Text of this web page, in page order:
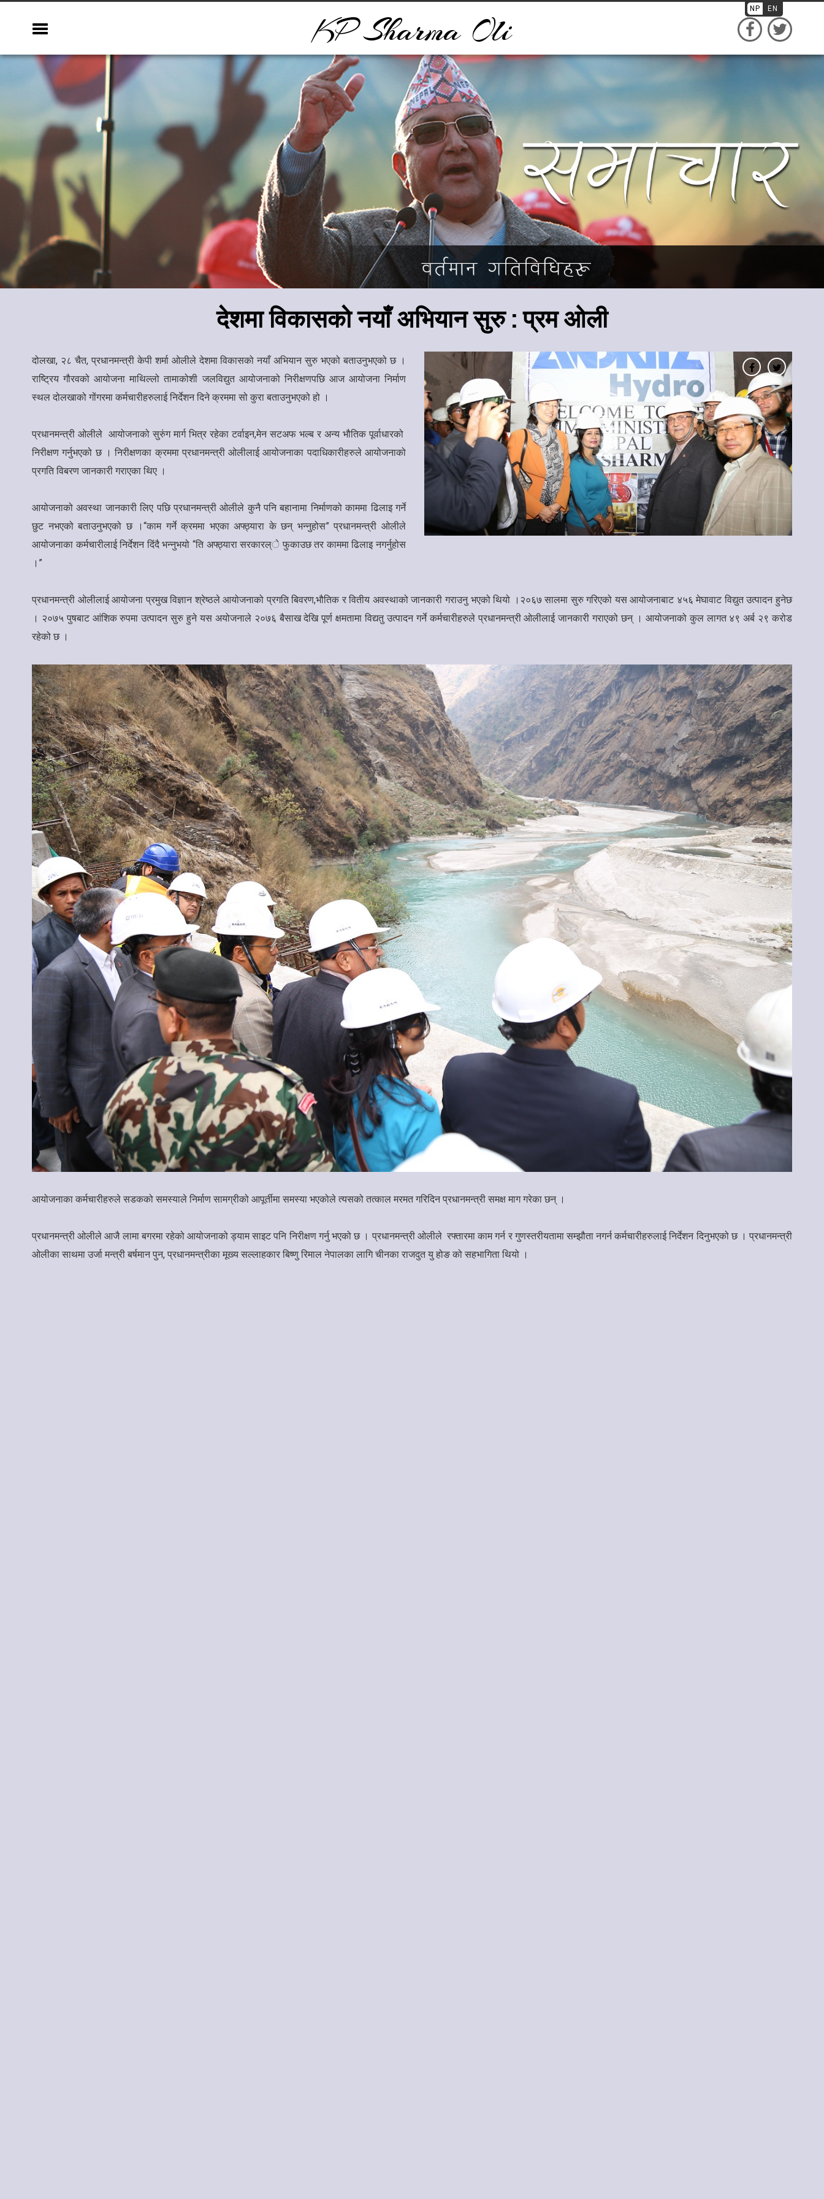
NP EN
KP Sharma Oli
देशमा विकासको नयाँ अभियान सुरु : प्रम ओली
दोलखा, २८ चैत, प्रधानमन्त्री केपी शर्मा ओलीले देशमा विकासको नयाँ अभियान सुरु भएको बताउनुभएको छ ।
राष्ट्रिय गौरवको आयोजना माथिल्लो तामाकोशी जलविद्युत आयोजनाको निरीक्षणपछि आज आयोजना निर्माण
स्थल दोलखाको गोंगरमा कर्मचारीहरुलाई निर्देशन दिने क्रममा सो कुरा बताउनुभएको हो ।
प्रधानमन्त्री ओलीले आयोजनाको सुरुंग मार्ग भित्र रहेका टर्वाइन,मेन सटअफ भल्ब र अन्य भौतिक पूर्वाधारको
निरीक्षण गर्नुभएको छ । निरीक्षणका क्रममा प्रधानमन्त्री ओलीलाई आयोजनाका पदाधिकारीहरुले आयोजनाको
प्रगति विबरण जानकारी गराएका थिए ।
आयोजनाको अवस्था जानकारी लिए पछि प्रधानमन्त्री ओलीले कुनै पनि बहानामा निर्माणको काममा ढिलाइ गर्ने
छुट नभएको बताउनुभएको छ ।“काम गर्ने क्रममा भएका अफ्ठ्यारा के छन् भन्नुहोस” प्रधानमन्त्री ओलीले
आयोजनाका कर्मचारीलाई निर्देशन दिंदै भन्नुभयो “ति अफ्ठ्यारा सरकारल्े फुकाउछ तर काममा ढिलाइ नगर्नुहोस
।”
प्रधानमन्त्री ओलीलाई आयोजना प्रमुख विज्ञान श्रेष्ठले आयोजनाको प्रगति बिवरण,भौतिक र वितीय अवस्थाको जानकारी गराउनु भएको थियो ।२०६७ सालमा सुरु गरिएको यस आयोजनाबाट ४५६ मेघावाट विद्युत उत्पादन हुनेछ
। २०७५ पुषबाट आंशिक रुपमा उत्पादन सुरु हुने यस अयोजनाले २०७६ बैसाख देखि पूर्ण क्षमतामा विद्यतु उत्पादन गर्ने कर्मचारीहरुले प्रधानमन्त्री ओलीलाई जानकारी गराएको छन् । आयोजनाको कुल लागत ४९ अर्ब २९ करोड
रहेको छ ।
आयोजनाका कर्मचारीहरुले सडकको समस्याले निर्माण सामग्रीको आपूर्तीमा समस्या भएकोले त्यसको तत्काल मरमत गरिदिन प्रधानमन्त्री समक्ष माग गरेका छन् ।
प्रधानमन्त्री ओलीले आजै लामा बगरमा रहेको आयोजनाको ड्याम साइट पनि निरीक्षण गर्नु भएको छ । प्रधानमन्त्री ओलीले रफ्तारमा काम गर्न र गुणस्तरीयतामा सम्झौता नगर्न कर्मचारीहरुलाई निर्देशन दिनुभएको छ । प्रधानमन्त्री
ओलीका साथमा उर्जा मन्त्री बर्षमान पुन, प्रधानमन्त्रीका मूख्य सल्लाहकार बिष्णु रिमाल नेपालका लागि चीनका राजदुत यु होङ को सहभागिता थियो ।